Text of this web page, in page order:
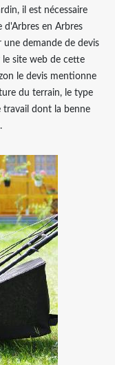
il est nécessaire
d'Arbres en Arbres
une demande de devis
site web de cette
le devis mentionne
du terrain, le type
travail dont la benne